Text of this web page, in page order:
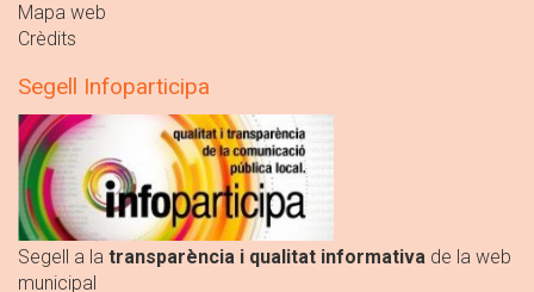
Mapa web
Crèdits
Segell Infoparticipa
Segell a la transparència i qualitat informativa de la web
municipal